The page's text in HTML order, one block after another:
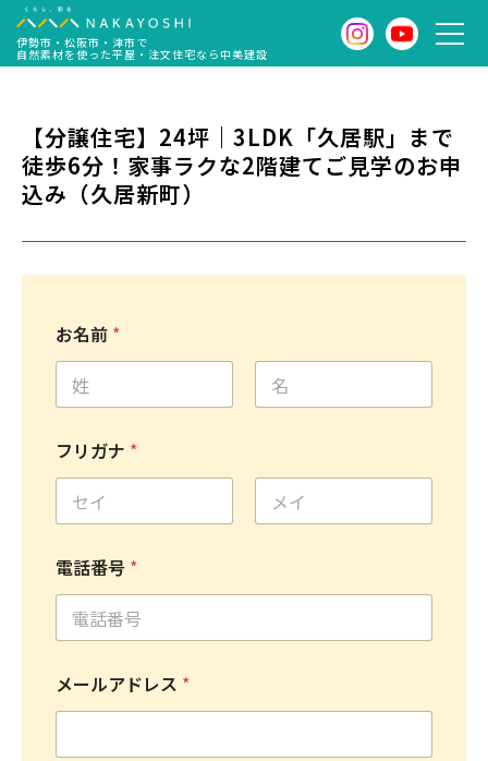
伊勢市・松阪市・津市で
自然素材を使った平屋・注文住宅なら中美建設
【分譲住宅】24坪｜3LDK「久居駅」まで
徒歩6分！家事ラクな2階建てご見学のお申
込み（久居新町）
お名前 *
フリガナ *
電話番号 *
メールアドレス *